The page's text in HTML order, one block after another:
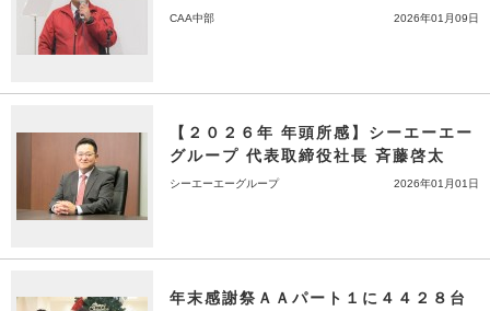
CAA中部 2026年01月09日
【２０２６年 年頭所感】シーエーエー
グループ 代表取締役社長 斉藤啓太
シーエーエーグループ 2026年01月01日
年末感謝祭ＡＡパート１に４４２８台